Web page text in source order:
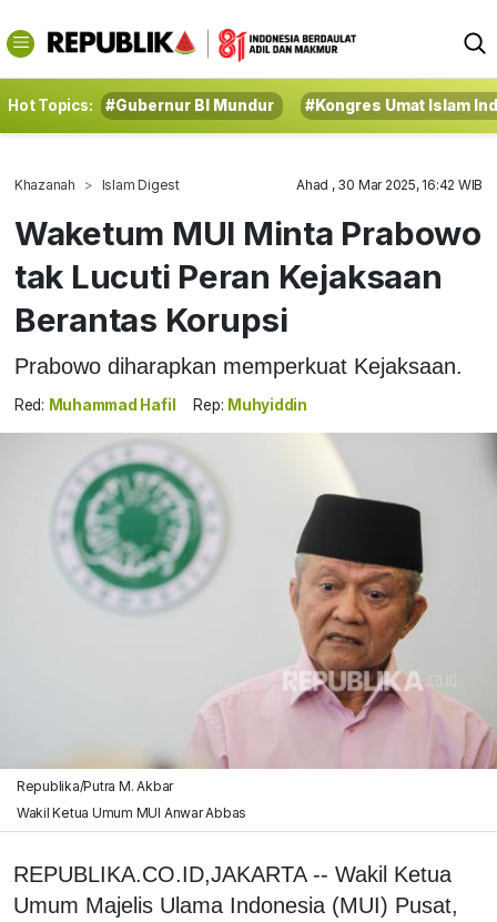
Hot Topics: #Gubernur BI Mundur #Kongres Umat Islam
Khazanah Islam Digest Ahad , 30 Mar 2025, 16:42 WIB
Waketum MUI Minta Prabowo
tak Lucuti Peran Kejaksaan
Berantas Korupsi
Prabowo diharapkan memperkuat Kejaksaan.
Red: Muhammad Hafil Rep: Muhyiddin
Republika/Putra M. Akbar
Wakil Ketua Umum MUI Anwar Abbas
REPUBLIKA.CO.ID,JAKARTA -- Wakil Ketua
Umum Majelis Ulama Indonesia (MUI) Pusat,